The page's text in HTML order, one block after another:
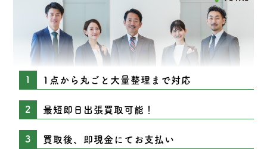
1点から丸ごと大量整理まで対応
最短即日出張買取可能！
買取後、即現金にてお支払い